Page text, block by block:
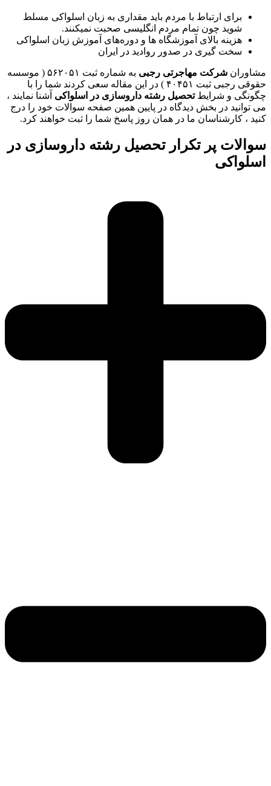
برای ارتباط با مردم باید مقداری به زبان اسلواکی مسلط
شوید چون تمام مردم انگلیسی صحبت نمیکنند.
هزینه بالای آموزشگاه ها و دوره‌های آموزش زبان اسلواکی
سخت گیری در صدور روادید در ایران
مشاوران شرکت مهاجرتی رجبی
به شماره ثبت ۵۶۲۰۵۱ ( موسسه
حقوقی رجبی ثبت ۴۰۴۵۱ ) در این مقاله سعی کردند شما را با
چگونگی و شرایطتحصیل رشته داروسازی در اسلواکی آشنا نمایند ،
می توانید در بخش دیدگاه در پایین همین صفحه سوالات خود را درج
کنید ، کارشناسان ما در همان روز پاسخ شما را ثبت خواهند کرد.
سوالات پر تکرار تحصیل رشته داروسازی در
اسلواکی